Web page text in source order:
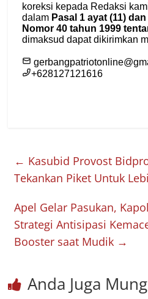
← Kasubid Provost
Tekankan Piket Untuk
Apel Gelar Pasukan,
Strategi Antisipasi
Booster saat Mudik →
Anda Juga